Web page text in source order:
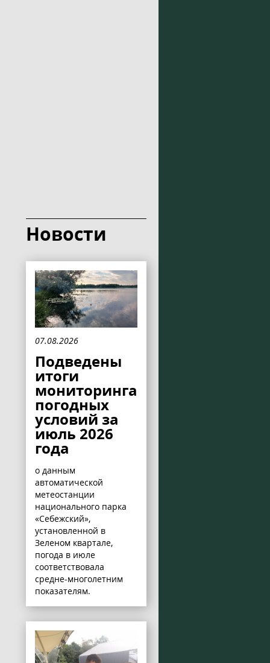
Новости
07.08.2026
Подведены
итоги
мониторинга
погодных
условий за
июль 2026
года
о данным
автоматической
метеостанции
национального парка
«Себежский»,
установленной в
Зеленом квартале,
погода в июле
соответствовала
средне-многолетним
показателям.